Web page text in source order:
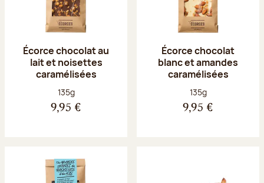
Écorce chocolat au
lait et noisettes
caramélisées
Poids net :
135g
9,95 €
Écorce chocolat
blanc et amandes
caramélisées
Poids net :
135g
9,95 €